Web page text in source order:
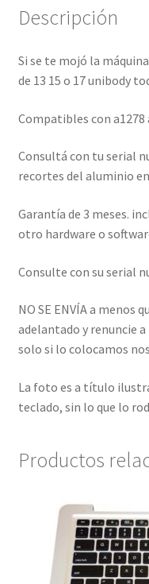
Descripción
Si se te mojó la
de 13 15 o 17 unibody
Compatibles con a1278
Consultá con tu serial
recortes del aluminio
Garantía de 3 meses.
otro hardware o
Consulte con su serial
NO SE ENVÍA a menos
adelantado y renuncie
solo si lo colocamos
La foto es a título
teclado, sin lo que lo
Productos